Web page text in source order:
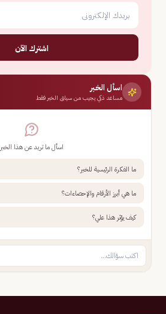
اشترك الآن
اسأل الخبر
مساعد ذكي يجيب من سياق الخبر فقط
اسأل ما تريد عن هذا الخبر
ما الفكرة الرئيسية للخبر؟
ما هي أبرز الأرقام والإحصاءات؟
كيف يؤثر هذا علي؟